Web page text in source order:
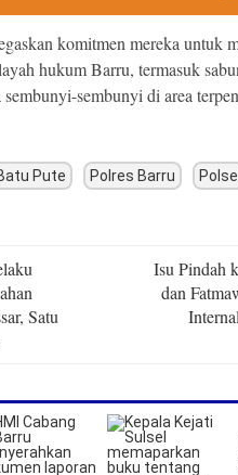
komitmen mereka untuk
hukum Barru, termasuk
sembunyi-sembunyi di area
Pute Polres Barru
Satu
Isu Pindah
dan